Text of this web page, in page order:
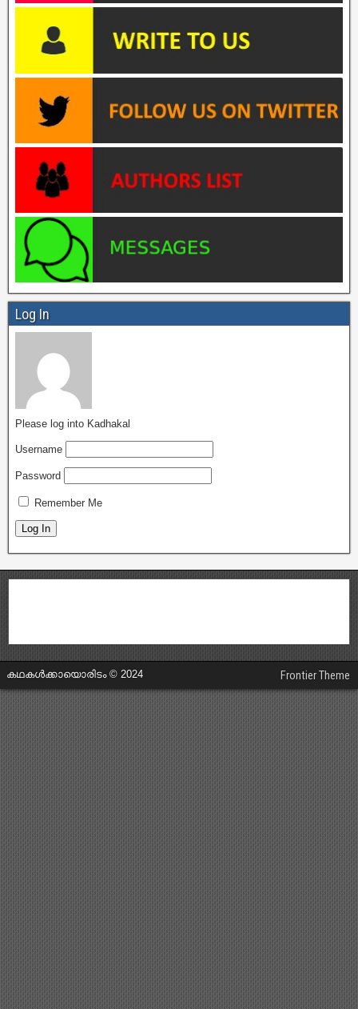
Log In
Please log into Kadhakal
Username
Password
Remember Me
കഥകൾക്കായൊരിടം © 2024 Frontier Theme